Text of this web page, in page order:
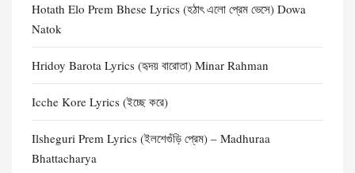
Hotath Elo Prem Bhese Lyrics (হঠাৎ এলো প্রেম ভেসে) Dowa
Natok
Hridoy Barota Lyrics (হৃদয় বারোতা) Minar Rahman
Icche Kore Lyrics (ইচ্ছে করে)
Ilsheguri Prem Lyrics (ইলশেগুঁড়ি প্রেম) – Madhuraa
Bhattacharya